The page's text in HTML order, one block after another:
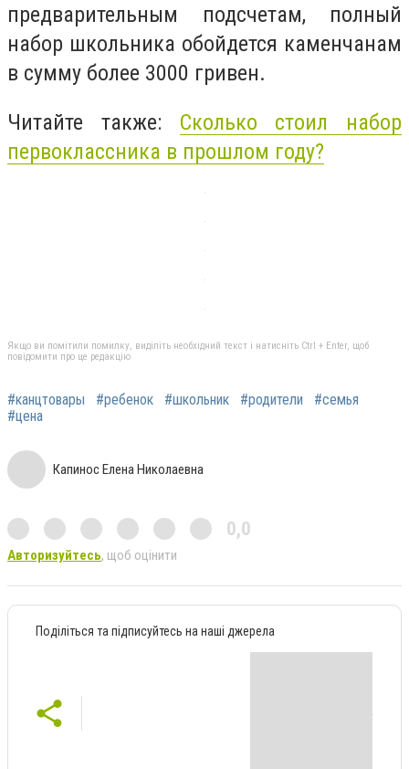
предварительным подсчетам, полный
набор школьника обойдется каменчанам
в сумму более 3000 гривен.
Читайте также: Сколько стоил набор
первоклассника в прошлом году?
Якщо ви помітили помилку, виділіть необхідний текст і натисніть Ctrl + Enter, щоб
повідомити про це редакцію
#канцтовары #ребенок #школьник #родители
#семья
#цена
Капинос Елена Николаевна
0,0
Авторизуйтесь, щоб оцінити
Поділіться та підписуйтесь на наші джерела